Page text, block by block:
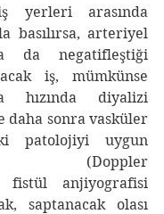
yerleri arasında
basılırsa, arteriyel
da negatifleştiği
iş, mümkünse
hızında diyalizi
daha sonra vasküler
patolojiyi uygun
(Doppler
fistül anjiyografisi
saptanacak olası